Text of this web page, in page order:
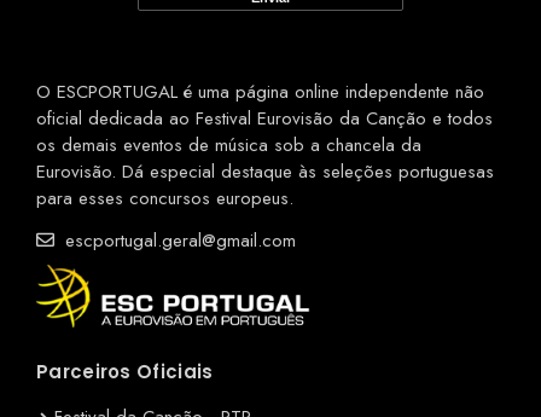
O ESCPORTUGAL é uma página online independente não
oficial dedicada ao Festival Eurovisão da Canção e todos
os demais eventos de música sob a chancela da
Eurovisão. Dá especial destaque às seleções portuguesas
para esses concursos europeus.
escportugal.geral@gmail.com
Parceiros Oficiais